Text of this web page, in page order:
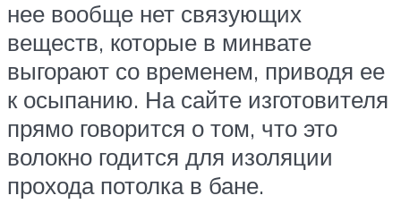
нее вообще нет связующих
веществ, которые в минвате
выгорают со временем, приводя ее
к осыпанию. На сайте изготовителя
прямо говорится о том, что это
волокно годится для изоляции
прохода потолка в бане.